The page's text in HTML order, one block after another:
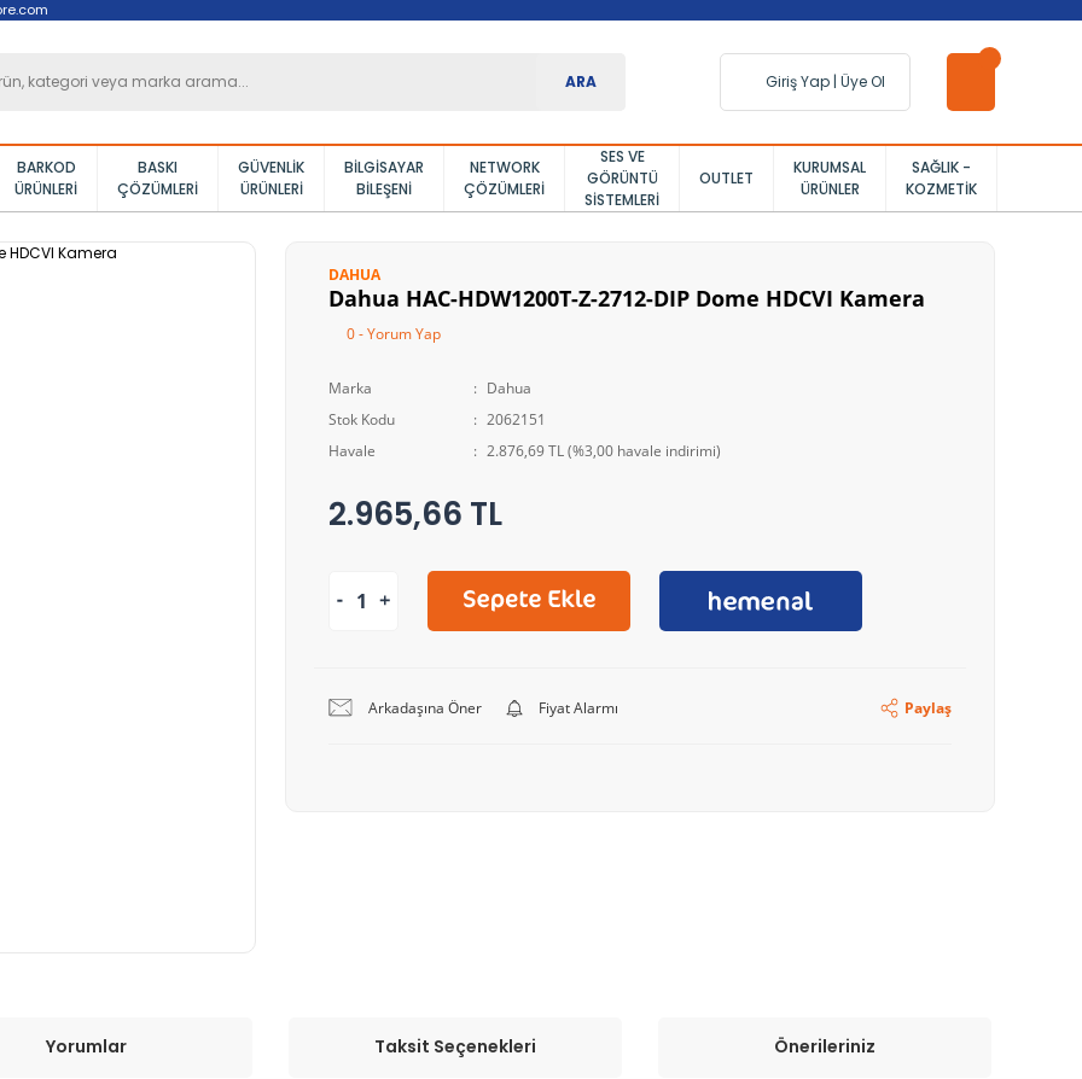
ARA Giriş Yap | Üye Ol
BARKOD
ÜRÜNLERI
BASKI
ÇÖZÜMLERI
GÜVENLIK
ÜRÜNLERI
BILGISAYAR
BILEŞENI
NETWORK
ÇÖZÜMLERI
SES VE
GÖRÜNTÜ
SISTEMLERI
OUTLET
KURUMSAL
ÜRÜNLER
SAĞLIK -
KOZMETIK
DAHUA
Dahua HAC-HDW1200T-Z-2712-DIP Dome HDCVI Kamera
0 - Yorum Yap
Marka
Dahua
Stok Kodu
2062151
Havale
2.876,69 TL (%3,00 havale indirimi)
2.965,66 TL
Arkadaşına Öner Fiyat Alarmı Paylaş
Yorumlar Taksit Seçenekleri Önerileriniz